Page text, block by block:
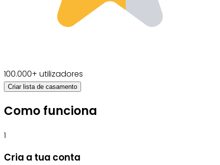
100.000+ utilizadores
Criar lista de casamento
Como funciona
1
Cria a tua conta